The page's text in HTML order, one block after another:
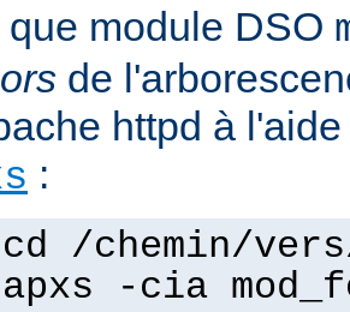
que module DSO
de
httpd à
:
/chemin/
-cia